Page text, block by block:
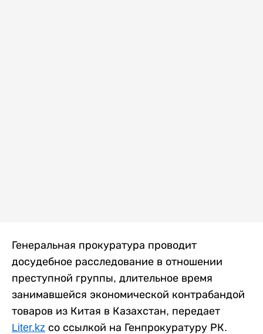
Генеральная прокуратура проводит
досудебное расследование в отношении
преступной группы, длительное время
занимавшейся экономической контрабандой
товаров из Китая в Казахстан, передает
Liter.kz со ссылкой на Генпрокуратуру РК.